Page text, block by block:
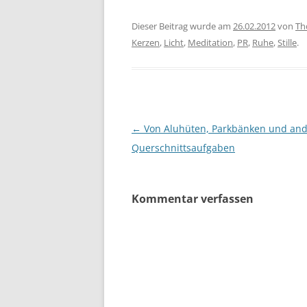
Dieser Beitrag wurde am 26.02.2012von
Kerzen, Licht, Meditation, PR, Ruhe,Stille.
Beitragsnavigation
← Von Aluhüten, Parkbänken und
Querschnittsaufgaben
Kommentar verfassen